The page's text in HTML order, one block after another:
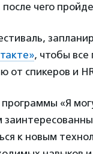
чего
, чтобы все
спикеров и
«Я
к новым